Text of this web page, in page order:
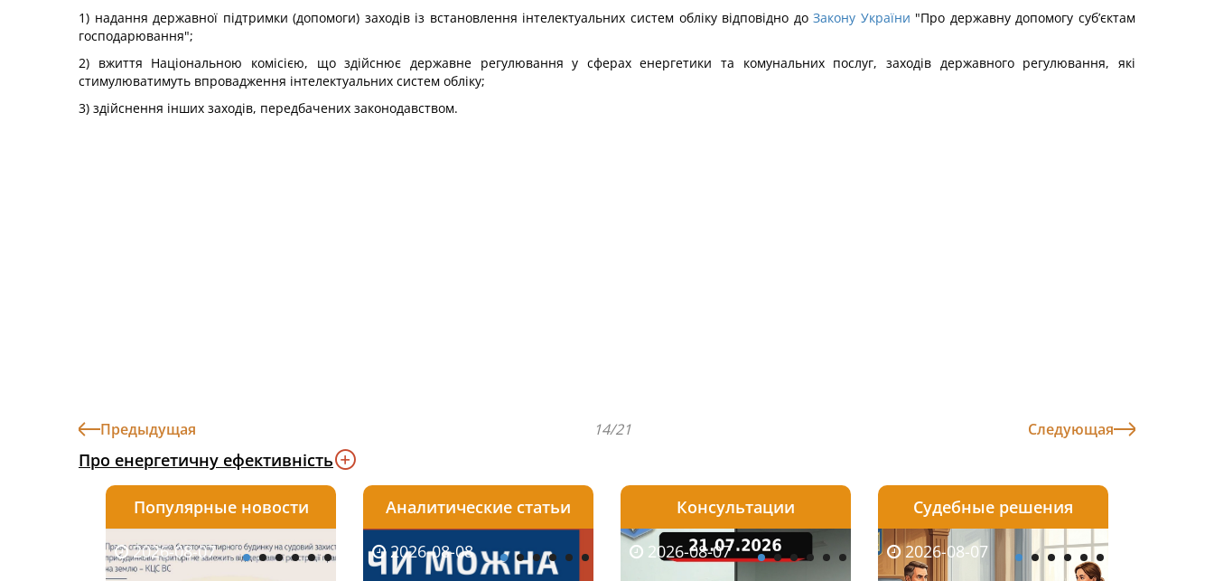
1) надання державної підтримки (допомоги) заходів із встановлення інтелектуальних систем обліку відповідно доЗакону України "Про державну допомогу суб’єктам
господарювання";
2) вжиття Національною комісією, що здійснює державне регулювання у сферах енергетики та комунальних послуг, заходів державного регулювання, які
стимулюватимуть впровадження інтелектуальних систем обліку;
3) здійснення інших заходів, передбачених законодавством.
Предыдущая 14/21 Следующая
Про енергетичну ефективність
Популярные новости
2026-08-07 2026-08-06 2026-08-06 2026-08-06 2026-08-05
Аналитические статьи
2026-08-03 2026-08-08 2026-08-07 2026-08-04 2026-08-04
Консультации
2026-05-25 2026-08-07 2026-07-03 2026-06-08
Судебные решения
2026-07-30 2026-08-07